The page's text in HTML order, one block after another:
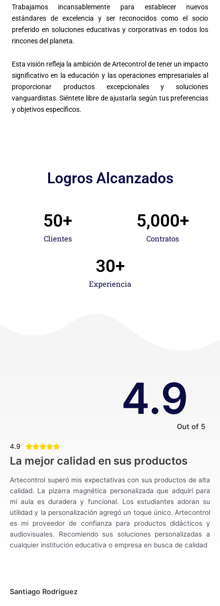
Trabajamos incansablemente para establecer nuevos
estándares de excelencia y ser reconocidos como el socio
preferido en soluciones educativas y corporativas en todos los
rincones del planeta.
Esta visión refleja la ambición de Artecontrol de tener un impacto
significativo en la educación y las operaciones empresariales al
proporcionar productos excepcionales y soluciones
vanguardistas. Siéntete libre de ajustarla según tus preferencias
y objetivos específicos.
Logros Alcanzados
Clientes
50+
Contratos
5,000+
Experiencia
30+
4.9
Out of 5
4.9 
of
5
La mejor calidad en sus productos
Artecontrol superó mis expectativas con sus productos de alta
calidad. La pizarra magnética personalizada que adquirí para
mi aula es duradera y funcional. Los estudiantes adoran su
utilidad y la personalización agregó un toque único. Artecontrol
es mi proveedor de confianza para productos didácticos y
audiovisuales. Recomiendo sus soluciones personalizadas a
cualquier institución educativa o empresa en busca de calidad
Santiago Rodriguez